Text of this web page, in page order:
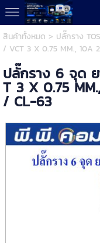
สินค้าทั้งหมด > ปลั๊กราง
/ VCT 3 X 0.75 MM., 10A
ปลั๊กราง 6 จุด
T 3 X 0.75
/ CL-63